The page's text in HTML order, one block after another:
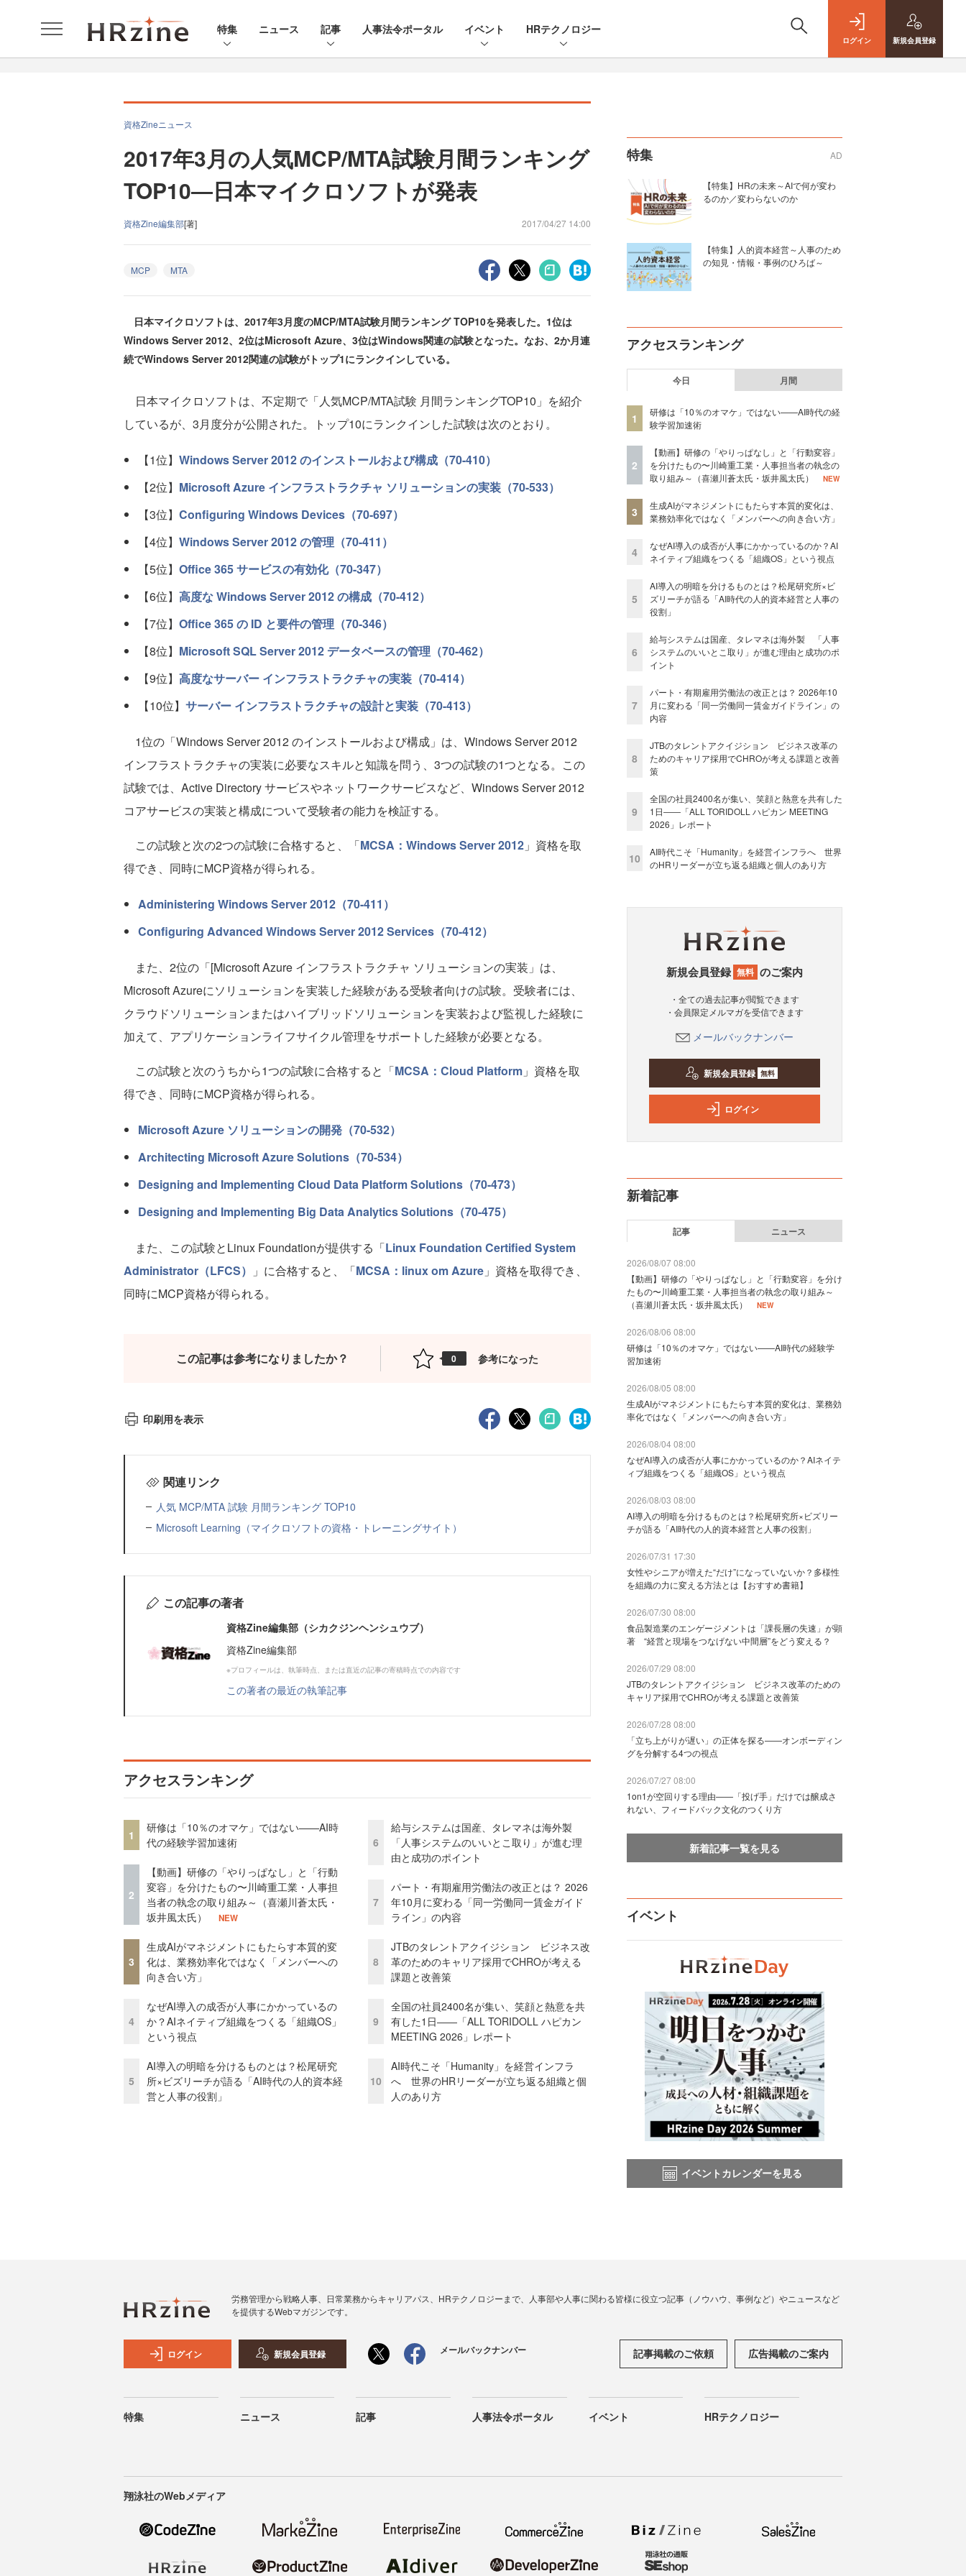
特集 ニュース 記事 人事法令ポータル イベント HRテクノロジー
ログイン 新規会員登録
資格Zineニュース
2017年3月の人気MCP/MTA試験月間ランキング
TOP10―日本マイクロソフトが発表
資格Zine編集部[著] 2017/04/27 14:00
MCP MTA
日本マイクロソフトは、2017年3月度のMCP/MTA試験月間ランキング TOP10を発表した。1位は
Windows Server 2012、2位はMicrosoft Azure、3位はWindows関連の試験となった。なお、2か月連
続でWindows Server 2012関連の試験がトップ1にランクインしている。
日本マイクロソフトは、不定期で「人気MCP/MTA試験 月間ランキングTOP10」を紹介
しているが、3月度分が公開された。トップ10にランクインした試験は次のとおり。
【1位】 Windows Server 2012 のインストールおよび構成（70-410）
【2位】 Microsoft Azure インフラストラクチャ ソリューションの実装（70-533）
【3位】 Configuring Windows Devices（70-697）
【4位】 Windows Server 2012 の管理（70-411）
【5位】 Office 365 サービスの有効化（70-347）
【6位】 高度な Windows Server 2012 の構成（70-412）
【7位】 Office 365 の ID と要件の管理（70-346）
【8位】 Microsoft SQL Server 2012 データベースの管理（70-462）
【9位】 高度なサーバー インフラストラクチャの実装（70-414）
【10位】 サーバー インフラストラクチャの設計と実装（70-413）
1位の「Windows Server 2012 のインストールおよび構成」は、Windows Server 2012
インフラストラクチャの実装に必要なスキルと知識を問う、3つの試験の1つとなる。この
試験では、Active Directory サービスやネットワークサービスなど、Windows Server 2012
コアサービスの実装と構成について受験者の能力を検証する。
この試験と次の2つの試験に合格すると、「MCSA：Windows Server 2012 」資格を取
得でき、同時にMCP資格が得られる。
Administering Windows Server 2012（70-411）
Configuring Advanced Windows Server 2012 Services（70-412）
また、2位の「[Microsoft Azure インフラストラクチャ ソリューションの実装」は、
Microsoft Azureにソリューションを実装した経験がある受験者向けの試験。受験者には、
クラウドソリューションまたはハイブリッドソリューションを実装および監視した経験に
加えて、アプリケーションライフサイクル管理をサポートした経験が必要となる。
この試験と次のうちから1つの試験に合格すると「MCSA：Cloud Platform 」資格を取
得でき、同時にMCP資格が得られる。
Microsoft Azure ソリューションの開発（70-532）
Architecting Microsoft Azure Solutions（70-534）
Designing and Implementing Cloud Data Platform Solutions（70-473）
Designing and Implementing Big Data Analytics Solutions（70-475）
また、この試験とLinux Foundationが提供する「Linux Foundation Certified System
Administrator（LFCS）
」に合格すると、「MCSA：linux om Azure 」資格を取得でき、
同時にMCP資格が得られる。
この記事は参考になりましたか？ 0 参考になった
印刷用を表示
関連リンク
人気 MCP/MTA 試験 月間ランキング TOP10
Microsoft Learning（マイクロソフトの資格・トレーニングサイト）
この記事の著者
資格Zine編集部（シカクジンヘンシュウブ）
資格Zine編集部
※プロフィールは、執筆時点、または直近の記事の寄稿時点での内容です
この著者の最近の執筆記事
アクセスランキング
1
研修は「10％のオマケ」ではない——AI時
代の経験学習加速術
2
【動画】研修の「やりっぱなし」と「行動
変容」を分けたもの〜川崎重工業・人事担
当者の執念の取り組み～（喜瀬川蒼太氏・
坂井風太氏）
NEW
3
生成AIがマネジメントにもたらす本質的変
化は、業務効率化ではなく「メンバーへの
向き合い方」
4
なぜAI導入の成否が人事にかかっているの
か？AIネイティブ組織をつくる「組織OS」
という視点
5
AI導入の明暗を分けるものとは？松尾研究
所×ビズリーチが語る「AI時代の人的資本経
営と人事の役割」
6
給与システムは国産、タレマネは海外製
「人事システムのいいとこ取り」が進む理
由と成功のポイント
7
パート・有期雇用労働法の改正とは？ 2026
年10月に変わる「同一労働同一賃金ガイド
ライン」の内容
8
JTBのタレントアクイジション ビジネス改
革のためのキャリア採用でCHROが考える
課題と改善策
9
全国の社員2400名が集い、笑顔と熱意を共
有した1日――「ALL TORIDOLL ハピカン
MEETING 2026」レポート
10
AI時代こそ「Humanity」を経営インフラ
へ 世界のHRリーダーが立ち返る組織と個
人のあり方
特集 AD
【特集】HRの未来～AIで何が変わ
るのか／変わらないのか
【特集】人的資本経営～人事のため
の知見・情報・事例のひろば～
アクセスランキング
今日 月間
1
研修は「10％のオマケ」ではない——AI時代の経
験学習加速術
2
【動画】研修の「やりっぱなし」と「行動変容」
を分けたもの〜川崎重工業・人事担当者の執念の
取り組み～（喜瀬川蒼太氏・坂井風太氏）
NEW
3
生成AIがマネジメントにもたらす本質的変化は、
業務効率化ではなく「メンバーへの向き合い方」
4
なぜAI導入の成否が人事にかかっているのか？AI
ネイティブ組織をつくる「組織OS」という視点
5
AI導入の明暗を分けるものとは？松尾研究所×ビ
ズリーチが語る「AI時代の人的資本経営と人事の
役割」
6
給与システムは国産、タレマネは海外製 「人事
システムのいいとこ取り」が進む理由と成功のポ
イント
7
パート・有期雇用労働法の改正とは？ 2026年10
月に変わる「同一労働同一賃金ガイドライン」の
内容
8
JTBのタレントアクイジション ビジネス改革の
ためのキャリア採用でCHROが考える課題と改善
策
9
全国の社員2400名が集い、笑顔と熱意を共有した
1日――「ALL TORIDOLL ハピカン MEETING
2026」レポート
10
AI時代こそ「Humanity」を経営インフラへ 世界
のHRリーダーが立ち返る組織と個人のあり方
新規会員登録 無料 のご案内
・全ての過去記事が閲覧できます
・会員限定メルマガを受信できます
メールバックナンバー
新規会員登録 無料
ログイン
新着記事
記事 ニュース
2026/08/07 08:00
【動画】研修の「やりっぱなし」と「行動変容」を分け
たもの〜川崎重工業・人事担当者の執念の取り組み～
（喜瀬川蒼太氏・坂井風太氏）
NEW
2026/08/06 08:00
研修は「10％のオマケ」ではない——AI時代の経験学
習加速術
2026/08/05 08:00
生成AIがマネジメントにもたらす本質的変化は、業務効
率化ではなく「メンバーへの向き合い方」
2026/08/04 08:00
なぜAI導入の成否が人事にかかっているのか？AIネイテ
ィブ組織をつくる「組織OS」という視点
2026/08/03 08:00
AI導入の明暗を分けるものとは？松尾研究所×ビズリー
チが語る「AI時代の人的資本経営と人事の役割」
2026/07/31 17:30
女性やシニアが増えた“だけ”になっていないか？多様性
を組織の力に変える方法とは【おすすめ書籍】
2026/07/30 08:00
食品製造業のエンゲージメントは「課長層の失速」が顕
著 “経営と現場をつなげない中間層”をどう変える？
2026/07/29 08:00
JTBのタレントアクイジション ビジネス改革のための
キャリア採用でCHROが考える課題と改善策
2026/07/28 08:00
「立ち上がりが遅い」の正体を探る——オンボーディン
グを分解する4つの視点
2026/07/27 08:00
1on1が空回りする理由——「投げ手」だけでは醸成さ
れない、フィードバック文化のつくり方
新着記事一覧を見る
イベント
イベントカレンダーを見る
労務管理から戦略人事、日常業務からキャリアパス、HRテクノロジーまで、人事部や人事に関わる皆様に役立つ記事（ノウハウ、事例など）やニュースなど
を提供するWebマガジンです。
ログイン 新規会員登録 メールバックナンバー 記事掲載のご依頼 広告掲載のご案内
特集 ニュース 記事 人事法令ポータル イベント HRテクノロジー
翔泳社のWebメディア